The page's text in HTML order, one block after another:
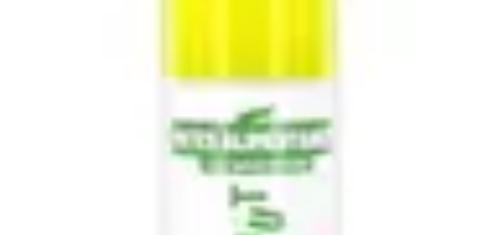
Astuces Pour Économiser